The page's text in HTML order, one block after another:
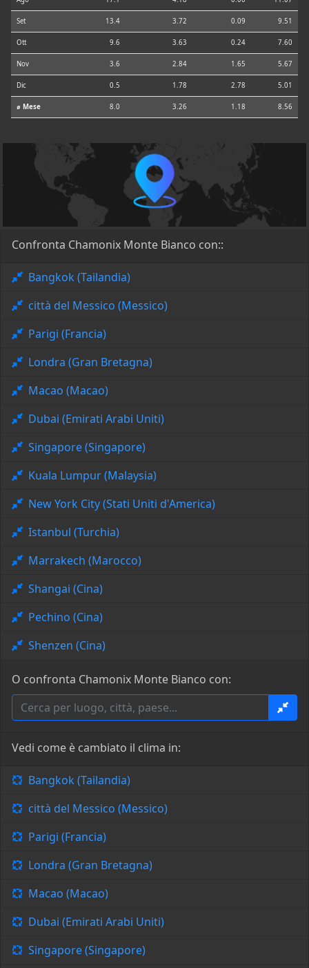
Set 13.4 3.72 0.09 9.51
Ott 9.6 3.63 0.24 7.60
Nov 3.6 2.84 1.65 5.67
Dic 0.5 1.78 2.78 5.01
⌀ Mese 8.0 3.26 1.18 8.56
Confronta Chamonix Monte Bianco con::
Bangkok (Tailandia)
città del Messico (Messico)
Parigi (Francia)
Londra (Gran Bretagna)
Macao (Macao)
Dubai (Emirati Arabi Uniti)
Singapore (Singapore)
Kuala Lumpur (Malaysia)
New York City (Stati Uniti d'America)
Istanbul (Turchia)
Marrakech (Marocco)
Shangai (Cina)
Pechino (Cina)
Shenzen (Cina)
O confronta Chamonix Monte Bianco con:
Vedi come è cambiato il clima in:
Bangkok (Tailandia)
città del Messico (Messico)
Parigi (Francia)
Londra (Gran Bretagna)
Macao (Macao)
Dubai (Emirati Arabi Uniti)
Singapore (Singapore)